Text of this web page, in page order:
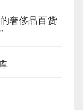
奢侈品百货